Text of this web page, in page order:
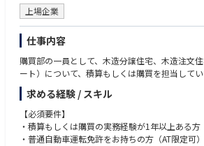
上場企業
仕事内容
購買部の一員として、木造分譲住宅、木造注文
ート）について、積算もしくは購買を担当してい
求める経験 / スキル
【必須要件】
・積算もしくは購買の実務経験が1年以上ある方
・普通自動車運転免許をお持ちの方（AT限定可）